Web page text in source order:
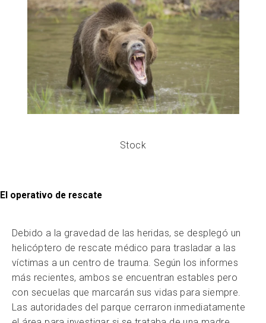
Stock
El operativo de rescate
Debido a la gravedad de las heridas, se desplegó un
helicóptero de rescate médico para trasladar a las
víctimas a un centro de trauma. Según los informes
más recientes, ambos se encuentran estables pero
con secuelas que marcarán sus vidas para siempre.
Las autoridades del parque cerraron inmediatamente